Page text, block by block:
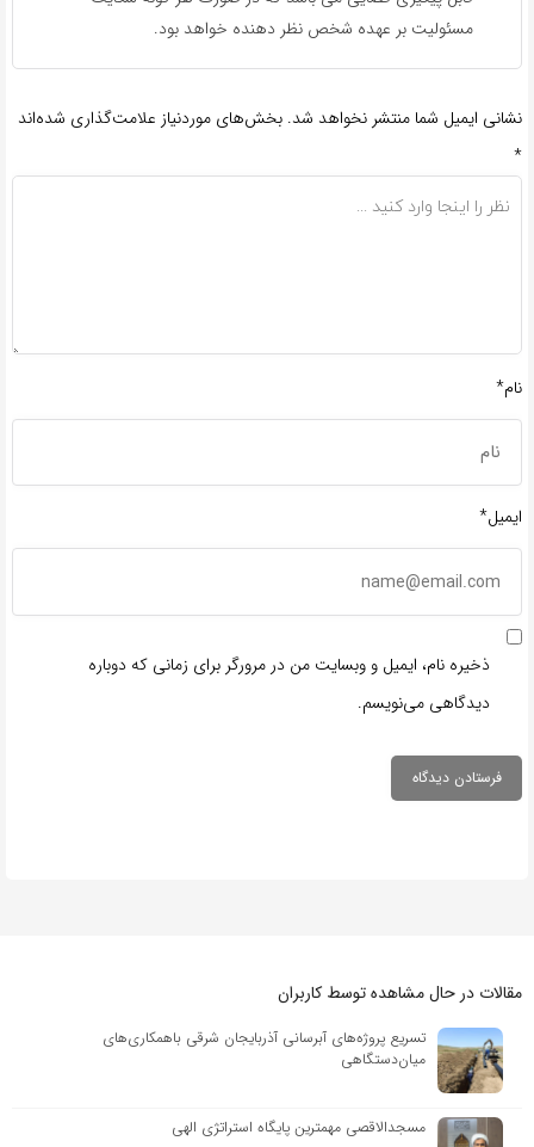
مسئولیت بر عهده شخص نظر دهنده خواهد بود.
نشانی ایمیل شما منتشر نخواهد شد. بخش‌های موردنیاز علامت‌گذاری شده‌اند
*
نام*
ایمیل*
ذخیره نام، ایمیل و وبسایت من در مرورگر برای زمانی که دوباره
دیدگاهی می‌نویسم.
مقالات در حال مشاهده توسط کاربران
تسریع پروژه‌های آبرسانی آذربایجان شرقی باهمکاری‌های
میان‌دستگاهی
مسجدالاقصی مهمترین پایگاه استراتژی الهی